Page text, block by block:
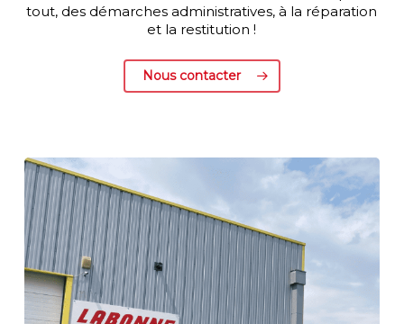
tout, des démarches administratives, à la réparation
et la restitution !
Nous contacter